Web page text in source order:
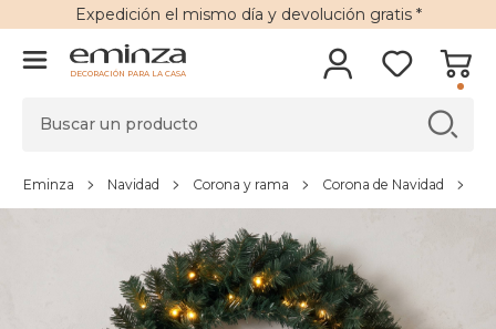
Expedición el mismo día y devolución gratis*
DECORACIÓN PARA LA CASA
Eminza Navidad Corona y rama Corona de Navidad